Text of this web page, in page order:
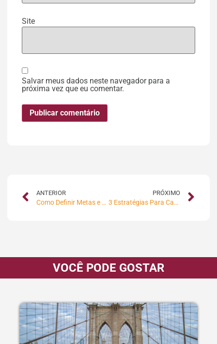
Site
Salvar meus dados neste navegador para a
próxima vez que eu comentar.
ANTERIOR
Como Definir Metas e Objetivos de Marketing nas Mídias Sociais de Forma Simples e Prática
PRÓXIMO
3 Estratégias Para Captar Clientes utilizando as Mídias Sociais
VOCÊ PODE GOSTAR